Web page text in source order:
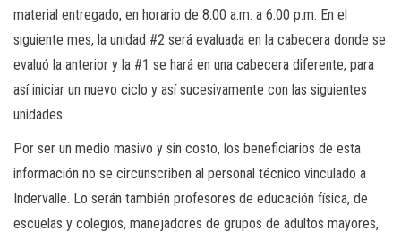
material entregado, en horario de 8:00 a.m. a 6:00 p.m. En el
siguiente mes, la unidad #2 será evaluada en la cabecera donde se
evaluó la anterior y la #1 se hará en una cabecera diferente, para
así iniciar un nuevo ciclo y así sucesivamente con las siguientes
unidades.
Por ser un medio masivo y sin costo, los beneficiarios de esta
información no se circunscriben al personal técnico vinculado a
Indervalle. Lo serán también profesores de educación física, de
escuelas y colegios, manejadores de grupos de adultos mayores,